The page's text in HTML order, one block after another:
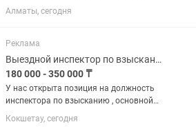
000+ тг на руки RestoIT — официальный
партнер iiko в Казахстане. Мы
кофейни, бары и другие...
Алматы, сегодня
Реклама
Выездной инспектор по взысканию задолженности
180 000 - 350 000 ₸
У нас открыта позиция на должность
инспектора по взысканию , основной
задачей является вести переговоры с
должниками банка второго уровня,
Кокшетау, сегодня